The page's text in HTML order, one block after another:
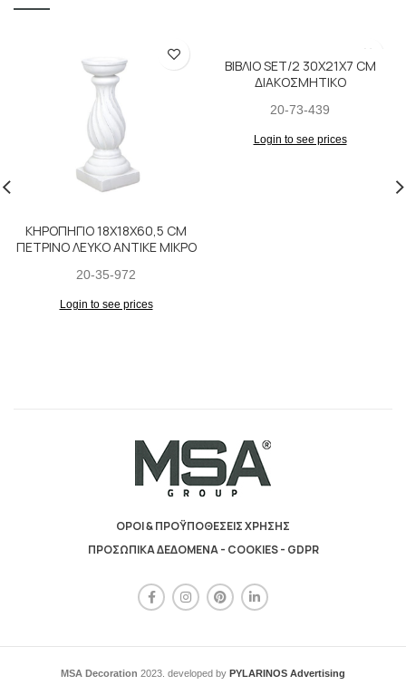
ΚΗΡΟΠΗΓΙΟ 18X18X60,5 CM
ΠΕΤΡΙΝΟ ΛΕΥΚΟ ΑΝΤΙΚΕ ΜΙΚΡΟ
20-35-972
Login to see prices
ΒΙΒΛΙΟ SET/2 30X21X7 CM
ΔΙΑΚΟΣΜΗΤΙΚΟ
20-73-439
Login to see prices
ΟΡΟΙ & ΠΡΟΫΠΟΘΕΣΕΙΣ ΧΡΗΣΗΣ
ΠΡΟΣΩΠΙΚΑ ΔΕΔΟΜΕΝΑ - COOKIES - GDPR
MSA Decoration 2023. developed by PYLARINOS Advertising